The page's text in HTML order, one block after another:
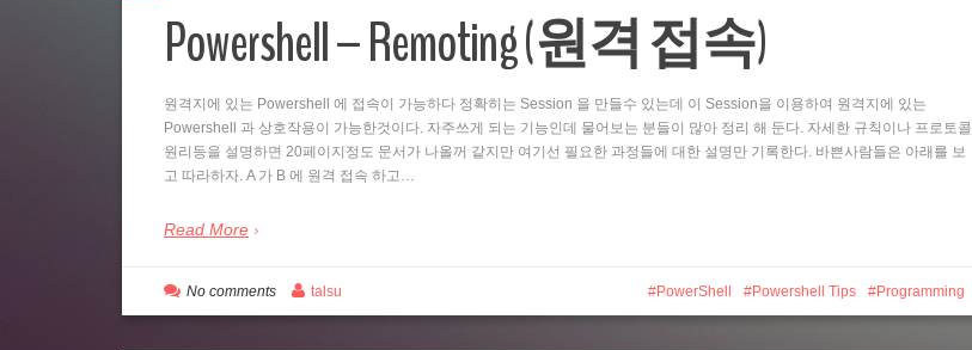
Powershell – Remoting (원격 접속)
원격지에 있는 Powershell 에 접속이 가능하다 정확히는 Session 을 만들수 있는데 이 Session을 이용하여 원격지에 있는
Powershell 과 상호작용이 가능한것이다. 자주쓰게 되는 기능인데 물어보는 분들이 많아 정리 해 둔다. 자세한 규칙이나 프로토콜,
원리등을 설명하면 20페이지정도 문서가 나올꺼 같지만 여기선 필요한 과정들에 대한 설명만 기록한다. 바쁜사람들은 아래를 보
고 따라하자. A 가 B 에 원격 접속 하고…
Read More
PowerShell Powershell Tips Programming
No comments talsu